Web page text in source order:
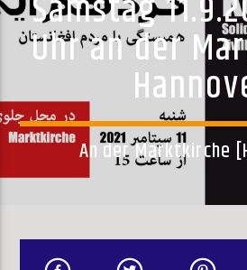
Samstag
Uhr an der
An der Marktkirche